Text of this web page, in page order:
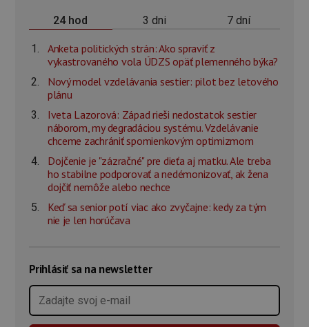
24 hod 3 dni 7 dní
Anketa politických strán: Ako spraviť z
vykastrovaného vola ÚDZS opäť plemenného býka?
Nový model vzdelávania sestier: pilot bez letového
plánu
Iveta Lazorová: Západ rieši nedostatok sestier
náborom, my degradáciou systému. Vzdelávanie
chceme zachrániť spomienkovým optimizmom
Dojčenie je "zázračné" pre dieťa aj matku. Ale treba
ho stabilne podporovať a nedémonizovať, ak žena
dojčiť nemôže alebo nechce
Keď sa senior potí viac ako zvyčajne: kedy za tým
nie je len horúčava
Prihlásiť sa na newsletter